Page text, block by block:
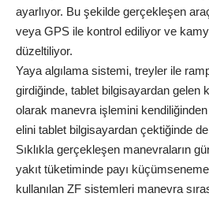
ayarlıyor. Bu şekilde gerçekleşen
veya GPS ile kontrol ediliyor ve
düzeltiliyor.
Yaya algılama sistemi, treyler ile
girdiğinde, tablet bilgisayardan gelen
olarak manevra işlemini kendiliğinden
elini tablet bilgisayardan çektiğinde
Sıklıkla gerçekleşen manevraların
yakıt tüketiminde payı
kullanılan ZF sistemleri manevra